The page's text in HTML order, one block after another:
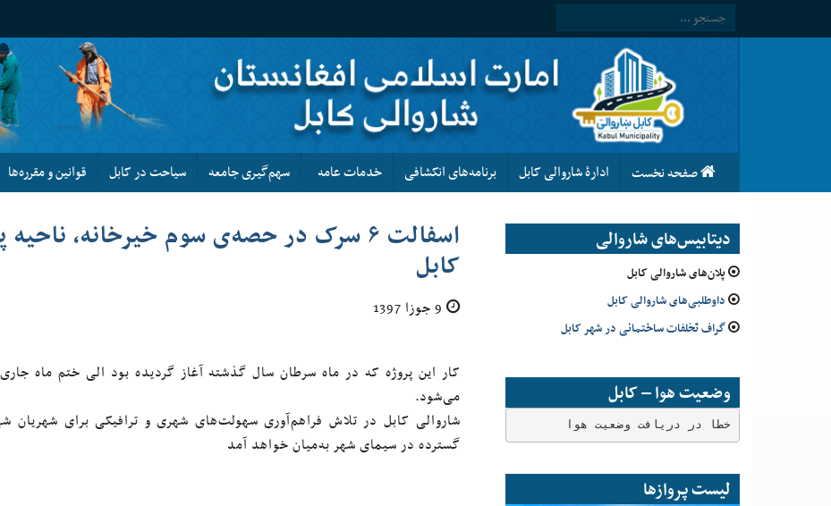
صفحه نخست ادارۀ شاروالی کابل برنامه‌های انکشافی خدمات عامه سهم‌گیری جامعه سیاحت در کابل قوانین و مقرره‌ها
دیتابیس‌های شاروالی
پلان‌های شاروالی کابل
داوطلبی‌های شاروالی کابل
گراف تخلفات ساختمانی در شهر کابل
وضعیت هوا – کابل
خطا در دریافت وضعیت هوا
لیست پروازها
اسفالت ۶ سرک در حصه‌ى سوم خیرخانه،
کابل
کار این پروژه که در ماه سرطان سال گذشته آغاز گردیده بود الی ختم ماه
می‌شود.
گسترده در سیمای شهر به‌میان خواهد آمد